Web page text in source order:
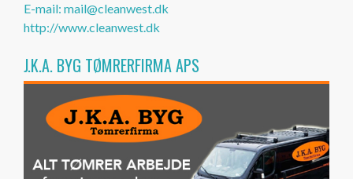
E-mail: mail@cleanwest.dk
http://www.cleanwest.dk
J.K.A. BYG TØMRERFIRMA APS